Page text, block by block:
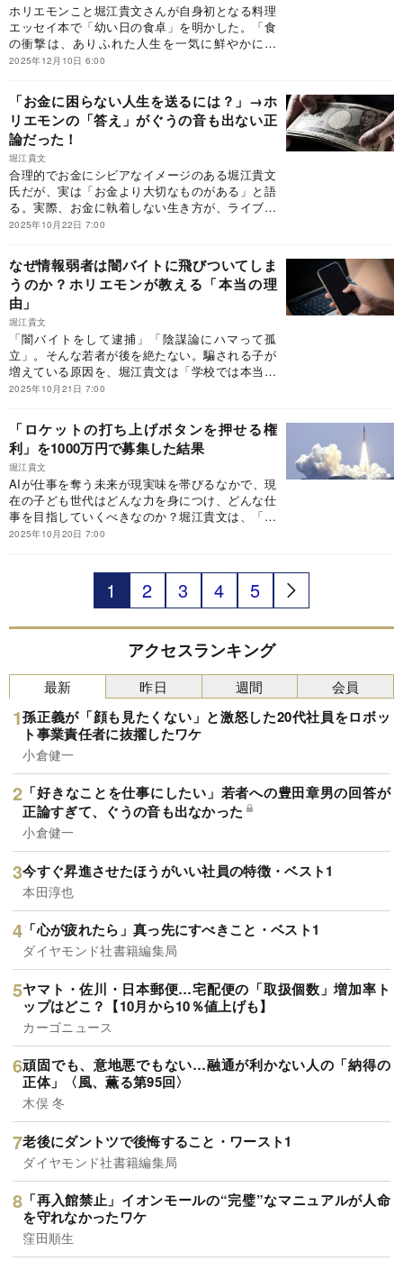
ホリエモンこと堀江貴文さんが自身初となる料理
エッセイ本で「幼い日の食卓」を明かした。「食
の衝撃は、ありふれた人生を一気に鮮やかにす
る」と語る真意とは？※本稿は、堀江貴文『僕が
点～』（オレンジページ）の一部を抜粋・編集し
たものです。
2025年12月10日 6:00
「お金に困らない人生を送るには？」→ホ
リエモンの「答え」がぐうの音も出ない正
論だった！
堀江貴文
合理的でお金にシビアなイメージのある堀江貴文
氏だが、実は「お金より大切なものがある」と語
る。実際、お金に執着しない生き方が、ライブド
アの立ち上げにつながり、自然とお金を引き寄せ
をお金で苦労させないために、親は何を教えるべ
きなのか？※本稿は、堀江貴文『バカ親につける
クスリ』（主婦の友社）の一部を抜粋・編集した
ものです。
2025年10月22日 7:00
なぜ情報弱者は闇バイトに飛びついてしま
うのか？ホリエモンが教える「本当の理
由」
堀江貴文
「闇バイトをして逮捕」「陰謀論にハマって孤
立」。そんな若者が後を絶たない。騙される子が
増えている原因を、堀江貴文は「学校では本当の
教養が学べないから」と看破する。社会の嘘を見
か？※本稿は、堀江貴文『バカ親につけるクス
リ』（主婦の友社）の一部を抜粋・編集したもの
です。
2025年10月21日 7:00
「ロケットの打ち上げボタンを押せる権
利」を1000万円で募集した結果
堀江貴文
AIが仕事を奪う未来が現実味を帯びるなかで、現
在の子ども世代はどんな力を身につけ、どんな仕
事を目指していくべきなのか？堀江貴文は、「レ
ア人材になれれば、AI時代でも金は稼げる」と断
親につけるクスリ』（主婦の友社）の一部を抜
粋・編集したものです。
2025年10月20日 7:00
1 2 3 4 5
アクセスランキング
最新
孫正義が「顔も見たくない」と激怒した20代社員をロボッ
ト事業責任者に抜擢したワケ
小倉健一
「好きなことを仕事にしたい」若者への豊田章男の回答が
正論すぎて、ぐうの音も出なかった
小倉健一
今すぐ昇進させたほうがいい社員の特徴・ベスト1
本田淳也
「心が疲れたら」真っ先にすべきこと・ベスト1
ダイヤモンド社書籍編集局
ヤマト・佐川・日本郵便…宅配便の「取扱個数」増加率ト
ップはどこ？【10月から10％値上げも】
カーゴニュース
頑固でも、意地悪でもない…融通が利かない人の「納得の
正体」〈風、薫る第95回〉
木俣 冬
老後にダントツで後悔すること・ワースト1
ダイヤモンド社書籍編集局
「再入館禁止」イオンモールの“完璧”なマニュアルが人命
を守れなかったワケ
窪田順生
昨日 週間 会員